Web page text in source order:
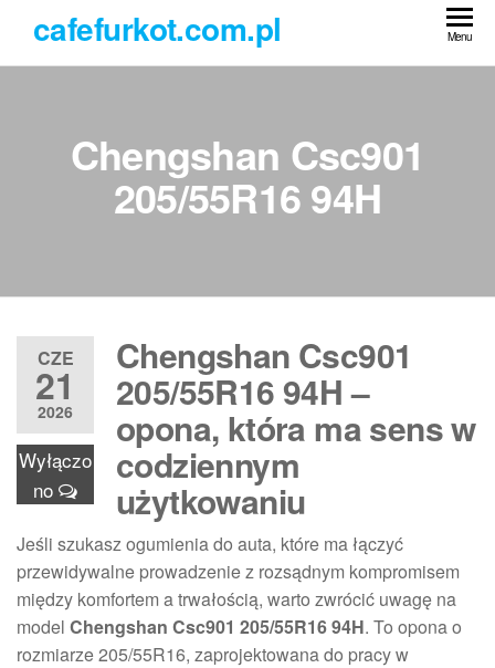
treści
cafefurkot.com.pl Menu
Chengshan Csc901
205/55R16 94H
CZE
21
2026
Wyłączo
no
Chengshan Csc901
205/55R16 94H –
opona, która ma sens w
codziennym
użytkowaniu
Jeśli szukasz ogumienia do auta, które ma łączyć
przewidywalne prowadzenie z rozsądnym kompromisem
między komfortem a trwałością, warto zwrócić uwagę na
model Chengshan Csc901 205/55R16 94H. To opona o
rozmiarze 205/55R16, zaprojektowana do pracy w